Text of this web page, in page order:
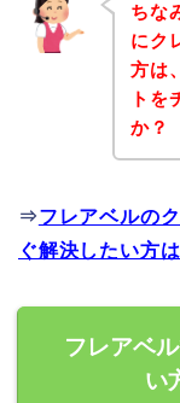
ちな
にク
方は
トを
か？
⇒フレアベルの
ぐ解決したい方
フレアベ
い